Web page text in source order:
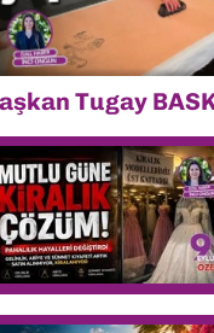
Tugay